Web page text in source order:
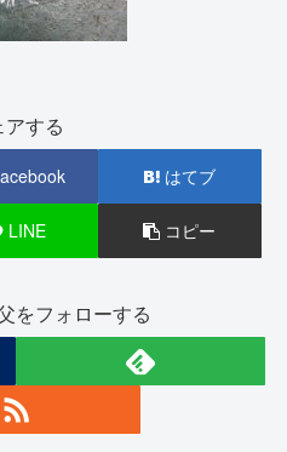
アする
はてブ
LINE コピー
をフォローする